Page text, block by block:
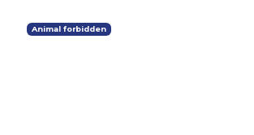
Animal forbidden